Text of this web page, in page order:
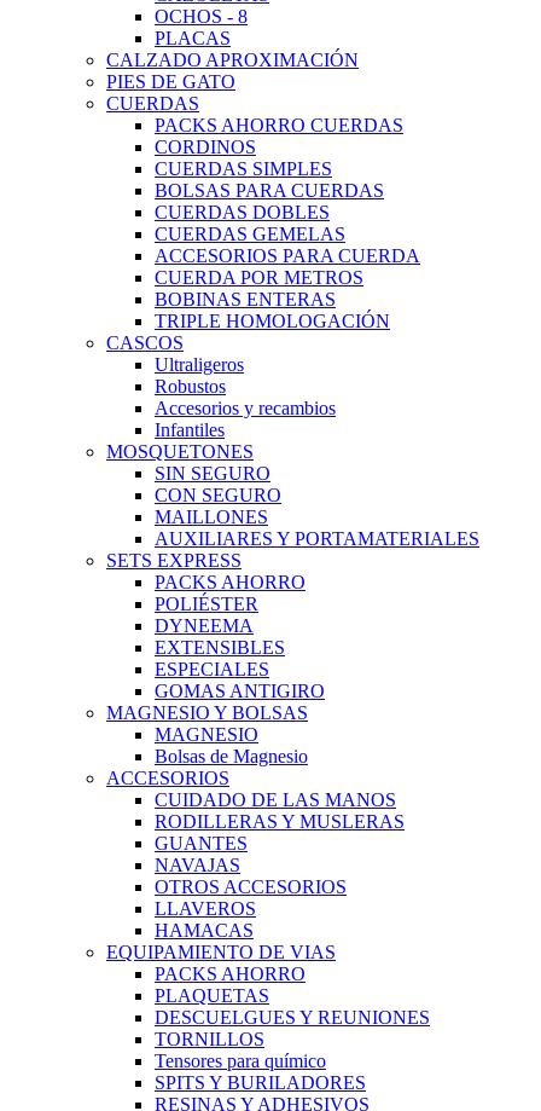
OCHOS - 8
PLACAS
CALZADO APROXIMACIÓN
PIES DE GATO
CUERDAS
PACKS AHORRO CUERDAS
CORDINOS
CUERDAS SIMPLES
BOLSAS PARA CUERDAS
CUERDAS DOBLES
CUERDAS GEMELAS
ACCESORIOS PARA CUERDA
CUERDA POR METROS
BOBINAS ENTERAS
TRIPLE HOMOLOGACIÓN
CASCOS
Ultraligeros
Robustos
Accesorios y recambios
Infantiles
MOSQUETONES
SIN SEGURO
CON SEGURO
MAILLONES
AUXILIARES Y PORTAMATERIALES
SETS EXPRESS
PACKS AHORRO
POLIÉSTER
DYNEEMA
EXTENSIBLES
ESPECIALES
GOMAS ANTIGIRO
MAGNESIO Y BOLSAS
MAGNESIO
Bolsas de Magnesio
ACCESORIOS
CUIDADO DE LAS MANOS
RODILLERAS Y MUSLERAS
GUANTES
NAVAJAS
OTROS ACCESORIOS
LLAVEROS
HAMACAS
EQUIPAMIENTO DE VIAS
PACKS AHORRO
PLAQUETAS
DESCUELGUES Y REUNIONES
TORNILLOS
Tensores para químico
SPITS Y BURILADORES
RESINAS Y ADHESIVOS